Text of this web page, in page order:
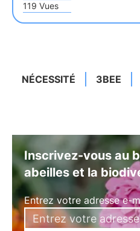
119 Vues
NÉCESSITÉ 3BEE
Inscrivez-vous au
abeilles et la
Entrez votre adresse e-